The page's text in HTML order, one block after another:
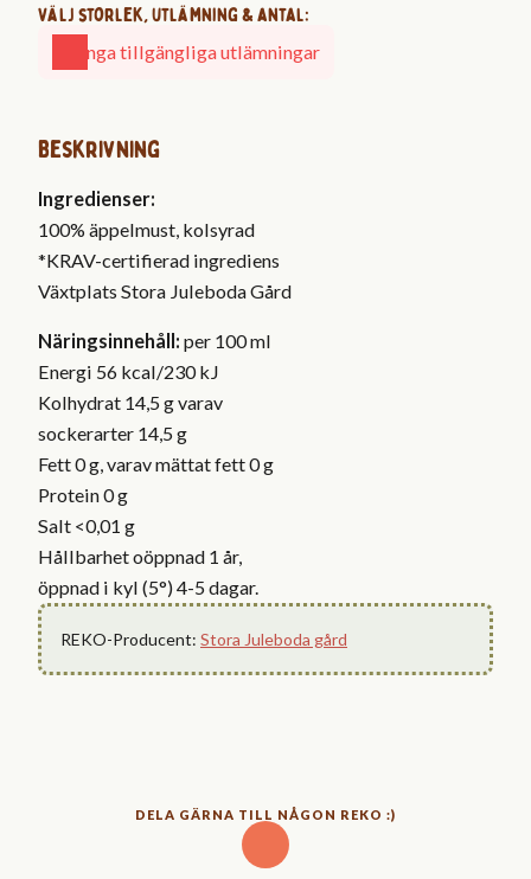
Välj storlek, utlämning & antal:
Inga tillgängliga utlämningar
Beskrivning
Ingredienser:
100% äppelmust, kolsyrad
*KRAV-certifierad ingrediens
Växtplats Stora Juleboda Gård
Näringsinnehåll: per 100 ml
Energi 56 kcal/230 kJ
Kolhydrat 14,5 g varav
sockerarter 14,5 g
Fett 0 g, varav mättat fett 0 g
Protein 0 g
Salt <0,01 g
Hållbarhet oöppnad 1 år,
öppnad i kyl (5°) 4-5 dagar.
REKO-Producent: Stora Juleboda gård
DELA GÄRNA TILL NÅGON REKO :)